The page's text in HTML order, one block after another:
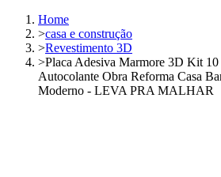
Home
>casa e construção
>Revestimento 3D
>Placa Adesiva Marmore 3D Kit 10
Autocolante Obra Reforma Casa
Moderno - LEVA PRA MALHAR